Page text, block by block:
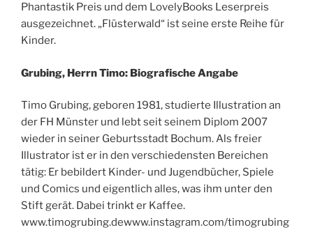
Phantastik Preis und dem LovelyBooks Leserpreis
ausgezeichnet. „Flüsterwald“ ist seine erste Reihe für
Kinder.
Grubing, Herrn Timo: Biografische Angabe
Timo Grubing, geboren 1981, studierte Illustration an
der FH Münster und lebt seit seinem Diplom 2007
wieder in seiner Geburtsstadt Bochum. Als freier
Illustrator ist er in den verschiedensten Bereichen
tätig: Er bebildert Kinder- und Jugendbücher, Spiele
und Comics und eigentlich alles, was ihm unter den
Stift gerät. Dabei trinkt er Kaffee.
www.timogrubing.dewww.instagram.com/timogrubing